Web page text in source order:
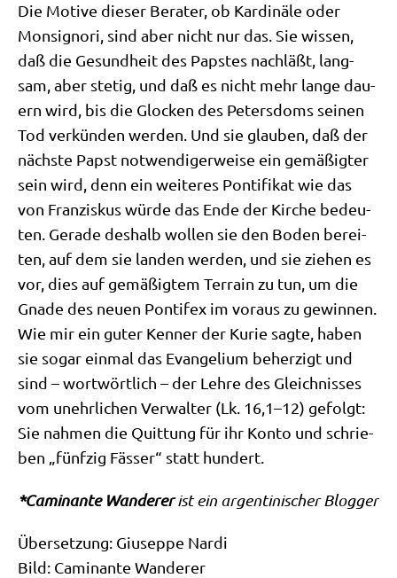
Die Moti­ve die­ser Bera­ter, ob Kar­di­nä­le oder
Mon­signo­ri, sind aber nicht nur das. Sie wis­sen,
daß die Gesund­heit des Pap­stes nach­läßt, lang­
sam, aber ste­tig, und daß es nicht mehr lan­ge dau­
ern wird, bis die Glocken des Peters­doms sei­nen
Tod ver­kün­den wer­den. Und sie glau­ben, daß der
näch­ste Papst not­wen­di­ger­wei­se ein gemä­ßig­ter
sein wird, denn ein wei­te­res Pon­ti­fi­kat wie das
von Fran­zis­kus wür­de das Ende der Kir­che bedeu­
ten. Gera­de des­halb wol­len sie den Boden berei­
ten, auf dem sie lan­den wer­den, und sie zie­hen es
vor, dies auf gemä­ßig­tem Ter­rain zu tun, um die
Gna­de des neu­en Pon­ti­fex im vor­aus zu gewin­nen.
Wie mir ein guter Ken­ner der Kurie sag­te, haben
sie sogar ein­mal das Evan­ge­li­um beher­zigt und
sind – wort­wört­lich – der Leh­re des Gleich­nis­ses
vom unehr­li­chen Ver­wal­ter (Lk. 16,1–12) gefolgt:
Sie nah­men die Quit­tung für ihr Kon­to und schrie­
ben „fünf­zig Fäs­ser“ statt hundert.
*Cami­nan­te Wan­de­rerist ein argen­ti­ni­scher Blogger
Über­set­zung: Giu­sep­pe Nar­di
Bild: Cami­nan­te Wanderer